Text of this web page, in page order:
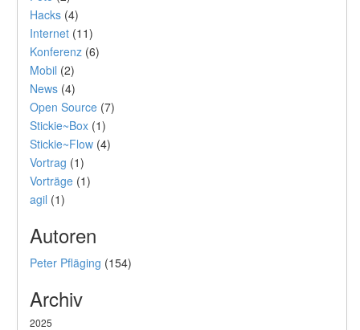
Hacks (4)
Internet (11)
Konferenz (6)
Mobil (2)
News (4)
Open Source (7)
Stickie~Box (1)
Stickie~Flow (4)
Vortrag (1)
Vorträge (1)
agil (1)
Autoren
Peter Pfläging (154)
Archiv
2025